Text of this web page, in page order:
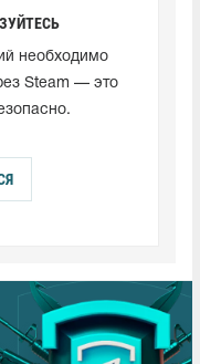
необходимо
Steam — это